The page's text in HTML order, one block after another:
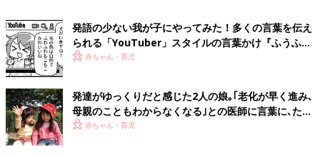
発語の少ない我が子にやってみた！多くの言葉を伝え
られる「YouTuber」スタイルの言葉かけ『ふうふう
子育て ＃65』
赤ちゃん・育児
発達がゆっくりだと感じた2人の娘｡｢老化が早く進み､
母親のこともわからなくなる｣との医師に言葉に､ただ
涙【コケイン症候群】
赤ちゃん・育児